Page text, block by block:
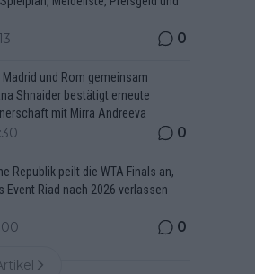
0
Madrid und Rom gemeinsam
Shnaider bestätigt erneute
mit Mirra Andreeva
0
Republik peilt die WTA Finals an,
Event Riad nach 2026 verlassen
0